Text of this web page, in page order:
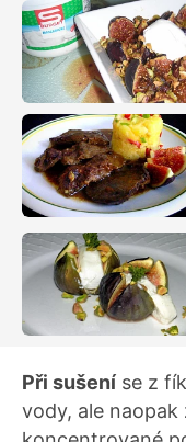
Při sušení se z
vody, ale